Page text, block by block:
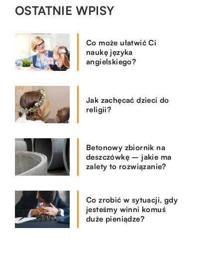
OSTATNIE WPISY
Co może ułatwić Ci
naukę języka
angielskiego?
Jak zachęcać dzieci do
religii?
Betonowy zbiornik na
deszczówkę – jakie ma
zalety to rozwiązanie?
Co zrobić w sytuacji, gdy
jesteśmy winni komuś
duże pieniądze?